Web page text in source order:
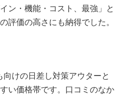
ン・機能・コスト、最強」と
評価の高さにも納得でした。
けの日差し対策アウターと
い価格帯です。口コミのなか